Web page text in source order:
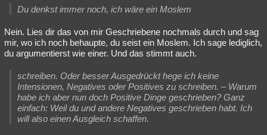
Du denkst immer noch, ich wäre ein Moslem
Nein. Lies dir das von mir Geschriebene nochmals durch und sag
mir, wo ich noch behaupte, du seist ein Moslem. Ich sage lediglich,
du argumentierst wie einer. Und das stimmt auch.
schreiben. Oder besser Ausgedrückt hege ich keine
Intensionen, Negatives oder Positives zu schreiben. – Warum
habe ich aber nun doch Positive Dinge geschrieben? Ganz
einfach: Weil du und andere Negatives geschrieben habt. Ich
will also einen Ausgleich schaffen.